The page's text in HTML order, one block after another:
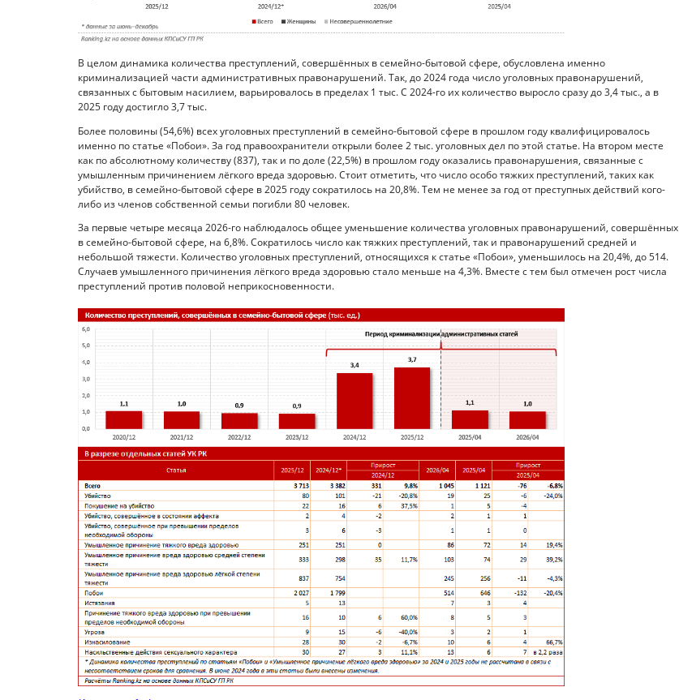
В целом динамика количества преступлений, совершённых в семейно-бытовой сфере, обусловлена именно
криминализацией части административных правонарушений. Так, до 2024 года число уголовных правонарушений,
связанных с бытовым насилием, варьировалось в пределах 1 тыс. С 2024-го их количество выросло сразу до 3,4 тыс., а в
2025 году достигло 3,7 тыс.
Более половины (54,6%) всех уголовных преступлений в семейно-бытовой сфере в прошлом году квалифицировалось
именно по статье «Побои». За год правоохранители открыли более 2 тыс. уголовных дел по этой статье. На втором месте
как по абсолютному количеству (837), так и по доле (22,5%) в прошлом году оказались правонарушения, связанные с
умышленным причинением лёгкого вреда здоровью. Стоит отметить, что число особо тяжких преступлений, таких как
убийство, в семейно-бытовой сфере в 2025 году сократилось на 20,8%. Тем не менее за год от преступных действий кого-
либо из членов собственной семьи погибли 80 человек.
За первые четыре месяца 2026-го наблюдалось общее уменьшение количества уголовных правонарушений, совершённых
в семейно-бытовой сфере, на 6,8%. Сократилось число как тяжких преступлений, так и правонарушений средней и
небольшой тяжести. Количество уголовных преступлений, относящихся к статье «Побои», уменьшилось на 20,4%, до 514.
Случаев умышленного причинения лёгкого вреда здоровью стало меньше на 4,3%. Вместе с тем был отмечен рост числа
преступлений против половой неприкосновенности.